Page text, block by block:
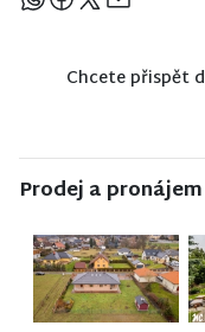
Sdílejte článek
Chcete přispět
Prodej a pronájem